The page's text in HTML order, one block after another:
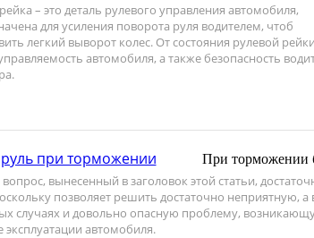
– это деталь рулевого управления автомобиля,
для усиления поворота руля водителем, чтоб
легкий выворот колес. От состояния рулевой рейки
автомобиля, а также безопасность
При торможении
вопрос, вынесенный в заголовок этой статьи,
позволяет решить достаточно неприятную, а
случаях и довольно опасную проблему,
эксплуатации автомобиля.